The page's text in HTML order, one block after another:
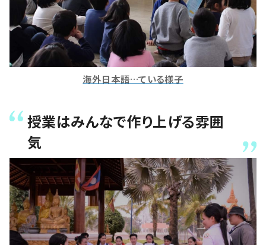
海外日本語…ている様子
授業はみんなで作り上げる雰囲
気